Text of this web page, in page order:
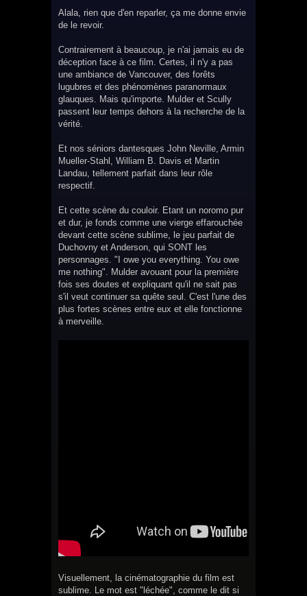
Alala, rien que d'en reparler, ça me donne envie
de le revoir.
Contrairement à beaucoup, je n'ai jamais eu de
déception face à ce film. Certes, il n'y a pas
une ambiance de Vancouver, des forêts
lugubres et des phénomènes paranormaux
glauques. Mais qu'importe. Mulder et Scully
passent leur temps dehors à la recherche de la
vérité.
Et nos séniors dantesques John Neville, Armin
Mueller-Stahl, William B. Davis et Martin
Landau, tellement parfait dans leur rôle
respectif.
Et cette scène du couloir. Etant un noromo pur
et dur, je fonds comme une vierge effarouchée
devant cette scène sublime, le jeu parfait de
Duchovny et Anderson, qui SONT les
personnages. "I owe you everything. You owe
me nothing". Mulder avouant pour la première
fois ses doutes et expliquant qu'il ne sait pas
s'il veut continuer sa quête seul. C'est l'une des
plus fortes scènes entre eux et elle fonctionne
à merveille.
Visuellement, la cinématographie du film est
sublime. Le mot est "léchée", comme le dit si